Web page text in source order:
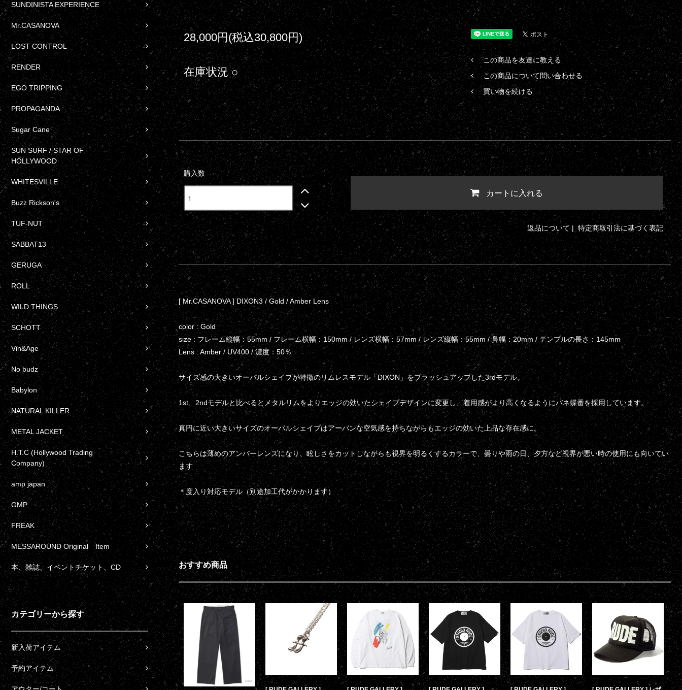
SUNDINISTA EXPERIENCE
Mr.CASANOVA
LOST CONTROL
RENDER
EGO TRIPPING
PROPAGANDA
Sugar Cane
SUN SURF / STAR OF
HOLLYWOOD
WHITESVILLE
Buzz Rickson's
TUF-NUT
SABBAT13
GERUGA
ROLL
WILD THINGS
SCHOTT
Vin&Age
No budz
Babylon
NATURAL KILLER
METAL JACKET
H.T.C (Hollywood Trading
Company)
amp japan
GMP
FREAK
MESSAROUND Original Item
本、雑誌、イベントチケット、CD
カテゴリーから探す
新入荷アイテム
予約アイテム
28,000円(税込30,800円)
在庫状況 ○
この商品を友達に教える
この商品について問い合わせる
買い物を続ける
購入数
カートに入れる
返品について| 特定商取引法に基づく表記
[ Mr.CASANOVA ] DIXON3 / Gold / Amber Lens
color : Gold
size : フレーム縦幅：55mm / フレーム横幅：150mm / レンズ横幅：57mm / レンズ縦幅：55mm / 鼻幅：20mm / テンプルの長さ：145mm
Lens : Amber / UV400 / 濃度：50％
サイズ感の大きいオーバルシェイプが特徴のリムレスモデル「DIXON」をブラッシュアップした3rdモデル。
1st、2ndモデルと比べるとメタルリムをよりエッジの効いたシェイプデザインに変更し、着用感がより高くなるようにバネ蝶番を採用しています。
真円に近い大きいサイズのオーバルシェイプはアーバンな空気感を持ちながらもエッジの効いた上品な存在感に。
こちらは薄めのアンバーレンズになり、眩しさをカットしながらも視界を明るくするカラーで、曇りや雨の日、夕方など視界が悪い時の使用にも向いてい
ます
＊度入り対応モデル（別途加工代がかかります）
おすすめ商品